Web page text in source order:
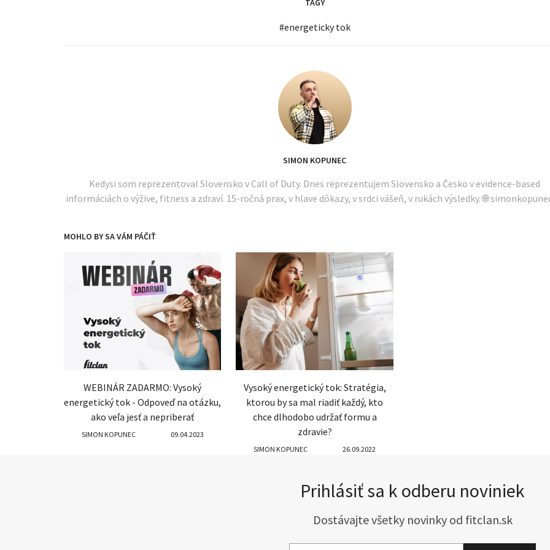
TAGY
#energeticky tok
SIMON KOPUNEC
Kedysi som reprezentoval Slovensko v Call of Duty. Dnes reprezentujem Slovensko a Česko v evidence-based
informáciách o výžive, fitness a zdraví. 15-ročná prax, v hlave dôkazy, v srdci vášeň, v rukách výsledky. 🌐
MOHLO BY SA VÁM PÁČIŤ
WEBINÁR ZADARMO: Vysoký
energetický tok - Odpoveď na otázku,
ako veľa jesť a nepriberať
SIMON KOPUNEC 09.04.2023
Vysoký energetický tok: Stratégia,
ktorou by sa mal riadiť každý, kto
chce dlhodobo udržať formu a
zdravie?
SIMON KOPUNEC 26.09.2022
Prihlásiť sa k odberu noviniek
Dostávajte všetky novinky od fitclan.sk